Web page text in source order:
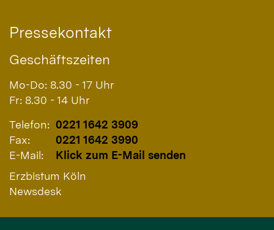
Pressekontakt
Geschäftszeiten
Mo-Do: 8.30 - 17 Uhr
Fr: 8.30 - 14 Uhr
Telefon: 0221 1642 3909
Fax:
0221 1642 3990
E-Mail:
Klick zum E-Mail senden
Erzbistum Köln
Newsdesk